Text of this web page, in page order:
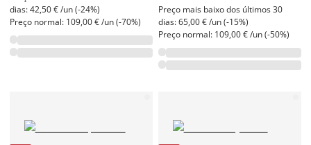
dias: 42,50 € /un (-24%)
Preço normal: 109,00 € /un (-70%)
Preço mais baixo dos últimos 30
dias: 65,00 € /un (-15%)
Preço normal: 109,00 € /un (-50%)